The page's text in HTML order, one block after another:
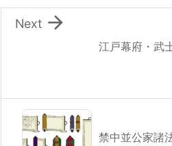
江戸幕府・武

Next
禁中並公家諸